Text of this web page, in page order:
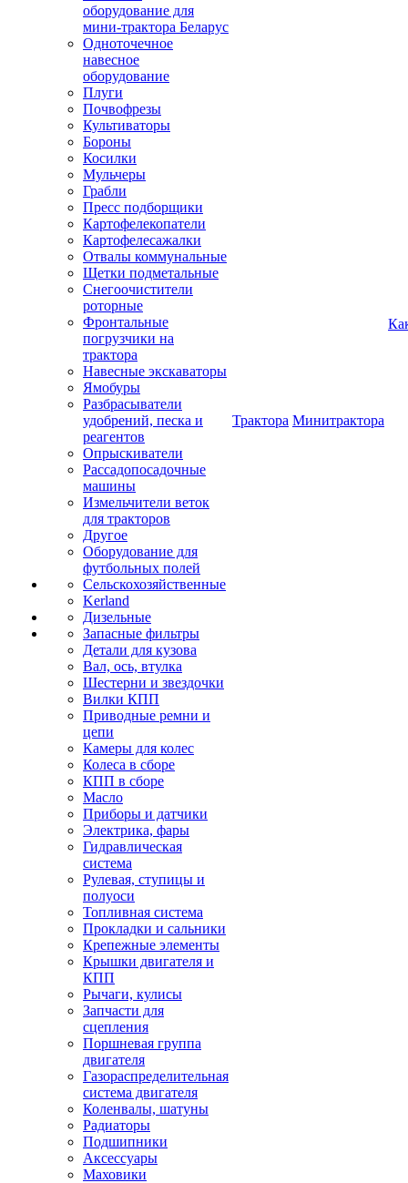
оборудование для
мини-трактора Беларус
Одноточечное
навесное
оборудование
Плуги
Почвофрезы
Культиваторы
Бороны
Косилки
Мульчеры
Грабли
Пресс подборщики
Картофелекопатели
Картофелесажалки
Отвалы коммунальные
Щетки подметальные
Снегоочистители
роторные
Фронтальные
погрузчики на
трактора
Навесные экскаваторы
Ямобуры
Разбрасыватели
удобрений, песка и
реагентов
Опрыскиватели
Рассадопосадочные
машины
Измельчители веток
для тракторов
Другое
Оборудование для
футбольных полей
Сельскохозяйственные
Kerland
Дизельные
Запасные фильтры
Детали для кузова
Вал, ось, втулка
Шестерни и звездочки
Вилки КПП
Приводные ремни и
цепи
Камеры для колес
Колеса в сборе
КПП в сборе
Масло
Приборы и датчики
Электрика, фары
Гидравлическая
система
Рулевая, ступицы и
полуоси
Топливная система
Прокладки и сальники
Крепежные элементы
Крышки двигателя и
КПП
Рычаги, кулисы
Запчасти для
сцепления
Поршневая группа
двигателя
Газораспределительная
система двигателя
Коленвалы, шатуны
Радиаторы
Подшипники
Аксессуары
Маховики
Трактора Минитрактора